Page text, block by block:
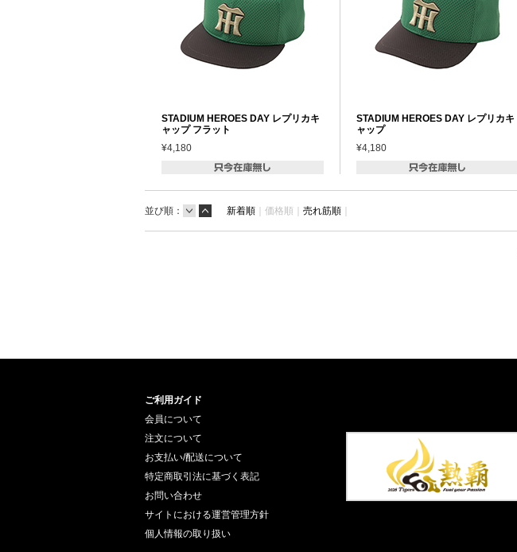
STADIUM HEROES DAY レプリカキ
ャップ フラット
¥4,180
STADIUM HEROES DAY レプリカキ
ャップ
¥4,180
並び順： 新着順 ｜ 価格順｜ 売れ筋順 ｜
ご利用ガイド
会員について
注文について
お支払い/配送について
特定商取引法に基づく表記
お問い合わせ
サイトにおける運営管理方針
個人情報の取り扱い